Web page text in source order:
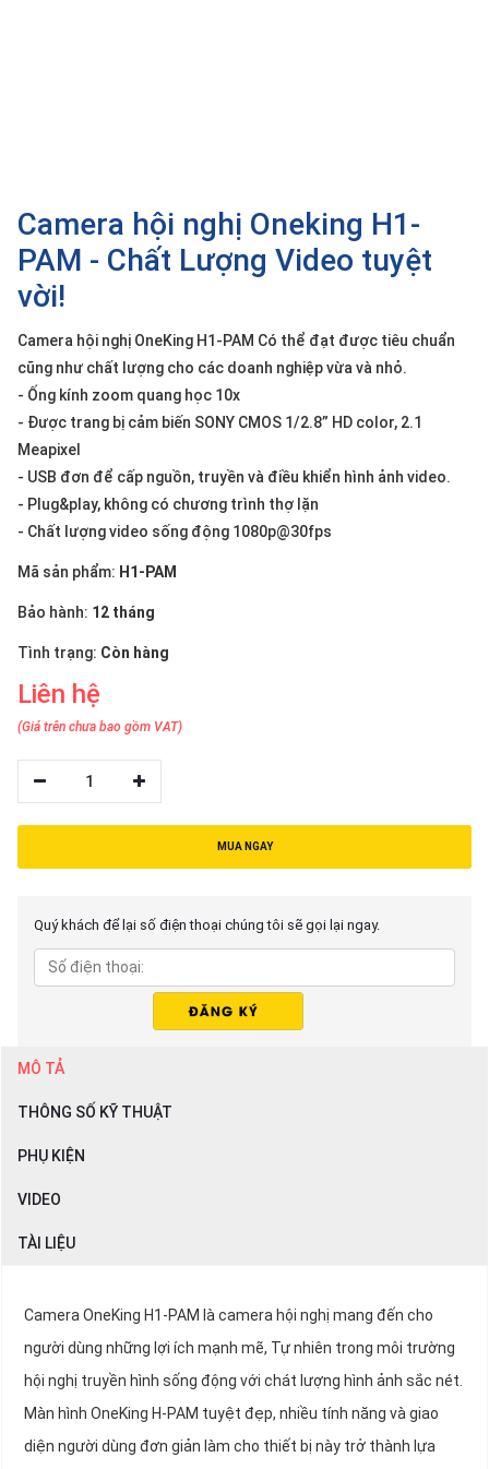
Camera hội nghị Oneking H1-
PAM - Chất Lượng Video tuyệt
vời!
Camera hội nghị OneKing H1-PAM Có thể đạt được tiêu chuẩn
cũng như chất lượng cho các doanh nghiệp vừa và nhỏ.
- Ống kính zoom quang học 10x
- Được trang bị cảm biến SONY CMOS 1/2.8” HD color, 2.1
Meapixel
- USB đơn để cấp nguồn, truyền và điều khiển hình ảnh video.
- Plug&play, không có chương trình thợ lặn
- Chất lượng video sống động 1080p@30fps
Mã sản phẩm: H1-PAM
Bảo hành: 12 tháng
Tình trạng: Còn hàng
Liên hệ
(Giá trên chưa bao gồm VAT)
1
MUA NGAY
Quý khách để lại số điện thoại chúng tôi sẽ gọi lại ngay.
MÔ TẢ
THÔNG SỐ KỸ THUẬT
PHỤ KIỆN
VIDEO
TÀI LIỆU
Camera OneKing H1-PAM là camera hội nghị mang đến cho
người dùng những lợi ích mạnh mẽ, Tự nhiên trong môi trường
hội nghị truyền hình sống động với chát lượng hình ảnh sắc nét.
Màn hình OneKing H-PAM tuyệt đẹp, nhiều tính năng và giao
diện người dùng đơn giản làm cho thiết bị này trở thành lựa
pháp
Dịch
vụ
Hỗ
Tin
tức
Liên
Giới
thiệu
NGỮ
việt
English